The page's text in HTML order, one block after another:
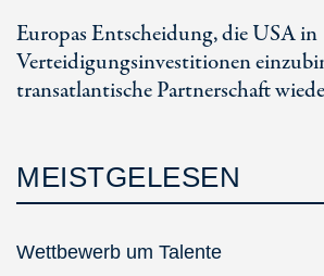
Europas Entscheidung, die USA in
Verteidigungsinvestitionen
transatlantische Partnerschaft
MEISTGELESEN
Wettbewerb um Talente